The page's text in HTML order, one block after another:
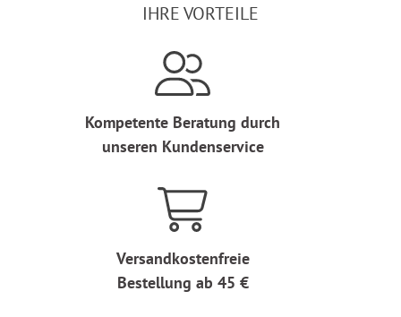
IHRE VORTEILE
Kompetente Beratung durch
unseren Kundenservice
Versandkostenfreie
Bestellung ab 45 €